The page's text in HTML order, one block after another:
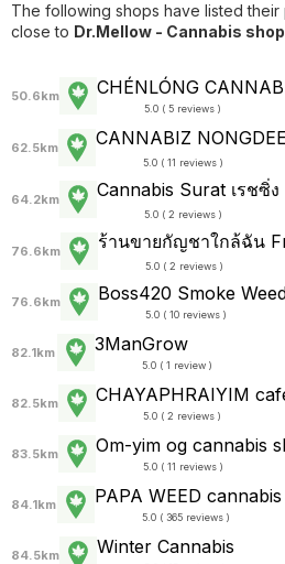
The following shops have listed
close to Dr.Mellow - Cannabis
50.6km CHÉNLÓNG
5.0 ( 5 reviews )
62.5km CANNABIZ
5.0 ( 11 reviews )
64.2km Cannabis Surat เรชซิ่
5.0 ( 2 reviews )
76.6km ร้านขายกัญชาใกล้ฉัน
5.0 ( 2 reviews )
76.6km Boss420 Smoke
5.0 ( 10 reviews )
82.1km 3ManGrow
5.0 ( 1 review )
82.5km CHAYAPHRAI​YIM​
5.0 ( 2 reviews )
83.5km Om-yim og cannabis
5.0 ( 11 reviews )
84.1km PAPA WEED
5.0 ( 365 reviews )
84.5km Winter Cannabis